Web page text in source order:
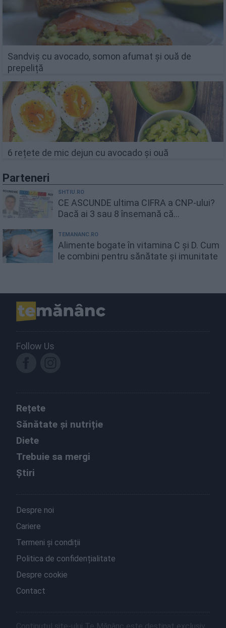
Sandviș cu avocado, somon afumat și ouă de
prepeliță
6 rețete de mic dejun cu avocado și ouă
Parteneri
SHTIU.RO
CE ASCUNDE ultima CIFRA a CNP-ului?
Dacă ai 3 sau 8 însemană că...
TEMANANC.RO
Alimente bogate în vitamina C și D. Cum
le combini pentru sănătate și imunitate
Follow Us
Rețete
Sănătate și nutriție
Diete
Trebuie sa mergi
Știri
Despre noi
Cariere
Termeni și condiții
Politica de confidențialitate
Despre cookie
Contact